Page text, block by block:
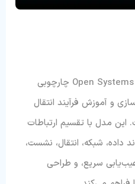
مدل OSI یا Open Systems Interconnection چارچوبی
و آموزش فرآیند انتقال
مدل با تقسیم ارتباطات
داده، شبکه، انتقال، نشست،
عیب‌یابی سریع، و طراحی